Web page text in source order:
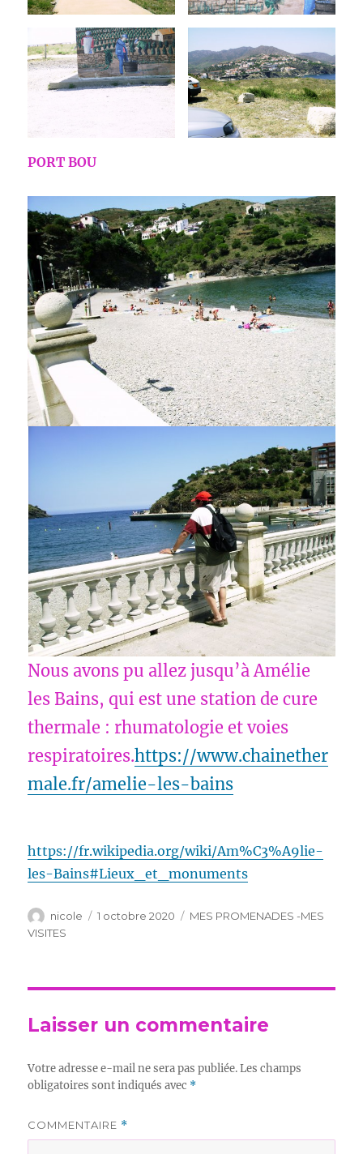
PORT BOU
Nous avons pu allez jusqu’à Amélie
les Bains, qui est une station de cure
thermale : rhumatologie et voies
respiratoires.https://www.chainether
male.fr/amelie-les-bains
https://fr.wikipedia.org/wiki/Am%C3%A9lie-
les-Bains#Lieux_et_monuments
Auteur
nicole
Publié
1 octobre 2020 Catégories
MES PROMENADES -MES
VISITES
Laisser un commentaire
Votre adresse e-mail ne sera pas publiée. Les champs
obligatoires sont indiqués avec *
COMMENTAIRE *